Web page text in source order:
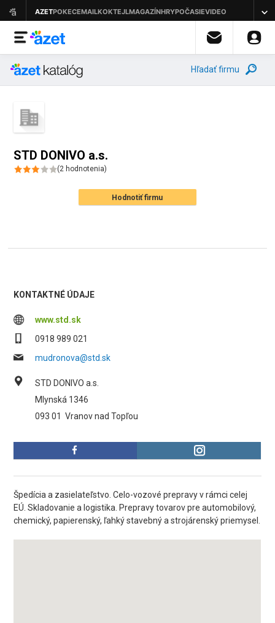
Hľadať firmu
STD DONIVO a.s.
(2 hodnotenia)
Hodnotiť firmu
KONTAKTNÉ ÚDAJE
www.std.sk
0918 989 021
mudronova@std.sk
STD DONIVO a.s.
Mlynská 1346
093 01 Vranov nad Topľou
Špedícia a zasielateľstvo. Celo-vozové prepravy v rámci celej
EÚ. Skladovanie a logistika. Prepravy tovarov pre automobilový,
chemický, papierenský, ľahký stavebný a strojárenský priemysel.